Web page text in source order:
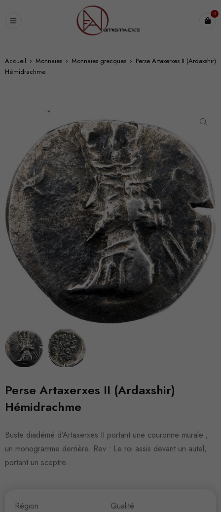
0
Accueil › Monnaies › Monnaies grecques › Perse Artaxerxes II (Ardaxshir)
Hémidrachme
Perse Artaxerxes II (Ardaxshir)
Hémidrachme
Buste diadémé d’Artaxerxes II portant une couronne murale ;
un monogramme derrière. Rev : Le roi assis devant un autel,
portant un sceptre.
Région
Qualité